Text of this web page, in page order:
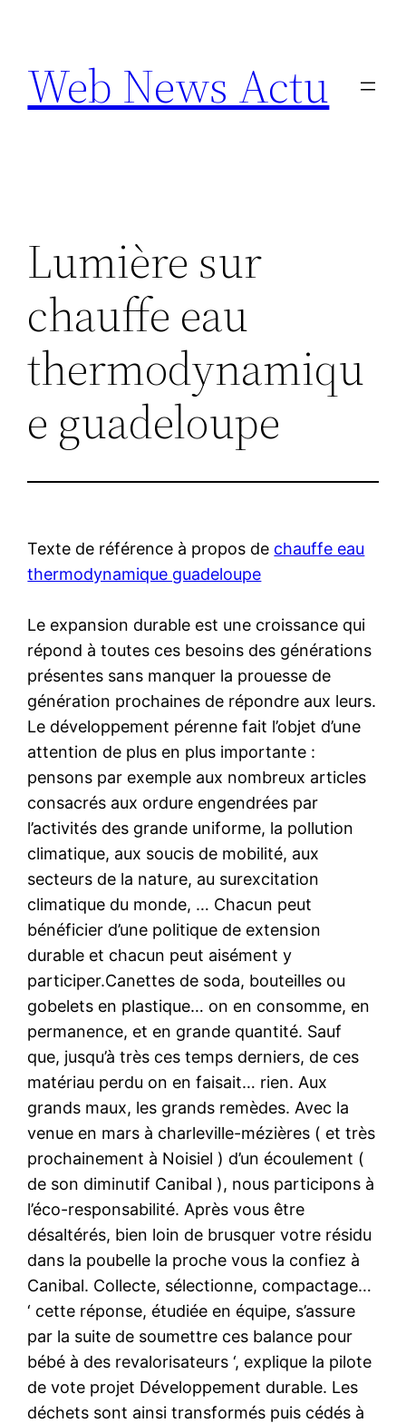
contenu
Web News Actu
Lumière sur
chauffe eau
thermodynamiqu
e guadeloupe
Texte de référence à propos de chauffe eau
thermodynamique guadeloupe
Le expansion durable est une croissance qui
répond à toutes ces besoins des générations
présentes sans manquer la prouesse de
génération prochaines de répondre aux leurs.
Le développement pérenne fait l’objet d’une
attention de plus en plus importante :
pensons par exemple aux nombreux articles
consacrés aux ordure engendrées par
l’activités des grande uniforme, la pollution
climatique, aux soucis de mobilité, aux
secteurs de la nature, au surexcitation
climatique du monde, … Chacun peut
bénéficier d’une politique de extension
durable et chacun peut aisément y
participer.Canettes de soda, bouteilles ou
gobelets en plastique… on en consomme, en
permanence, et en grande quantité. Sauf
que, jusqu’à très ces temps derniers, de ces
matériau perdu on en faisait… rien. Aux
grands maux, les grands remèdes. Avec la
venue en mars à charleville-mézières ( et très
prochainement à Noisiel ) d’un écoulement (
de son diminutif Canibal ), nous participons à
l’éco-responsabilité. Après vous être
désaltérés, bien loin de brusquer votre résidu
dans la poubelle la proche vous la confiez à
Canibal. Collecte, sélectionne, compactage…
‘ cette réponse, étudiée en équipe, s’assure
par la suite de soumettre ces balance pour
bébé à des revalorisateurs ‘, explique la pilote
de vote projet Développement durable. Les
déchets sont ainsi transformés puis cédés à